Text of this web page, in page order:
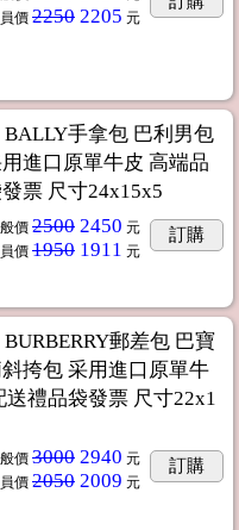
價 2250 2205 元
手拿包 巴利男包
進口原單牛皮 高端品
票 尺寸24x15x5
價 2500 2450 元
價 1950 1911 元
訂購
郵差包 巴寶
挎包 采用進口原單牛
送禮品袋發票 尺寸22x1
價 3000 2940 元
價 2050 2009 元
訂購